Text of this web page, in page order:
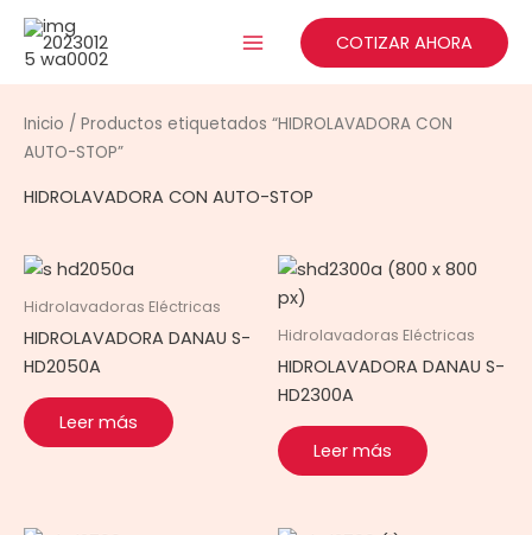
contenido
COTIZAR AHORA
Inicio / Productos etiquetados “HIDROLAVADORA CON
AUTO-STOP”
HIDROLAVADORA CON AUTO-STOP
Hidrolavadoras Eléctricas
HIDROLAVADORA DANAU S-
HD2050A
Leer más
Hidrolavadoras Eléctricas
HIDROLAVADORA DANAU S-
HD2300A
Leer más